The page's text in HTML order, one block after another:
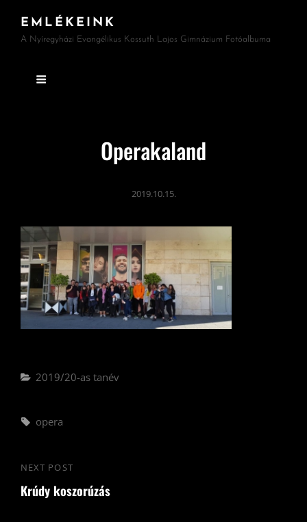
EMLÉKEINK
A Nyíregyházi Evangélikus Kossuth Lajos Gimnázium Fotóalbuma
Operakaland
2019.10.15.
Categories
2019/20-as tanév
Tags,
opera
Bejegyzés
navigáció
Next
Post
NEXT POST
Krúdy koszorúzás